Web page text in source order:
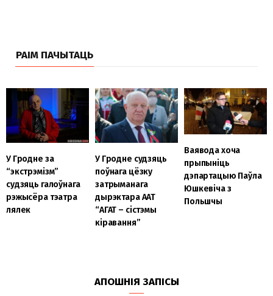
РАІМ ПАЧЫТАЦЬ
У Гродне за
“экстрэмізм”
судзяць галоўнага
рэжысёра тэатра
лялек
У Гродне судзяць
поўнага цёзку
затрыманага
дырэктара ААТ
“АГАТ – сістэмы
кіравання”
Ваявода хоча
прыпыніць
дэпартацыю Паўла
Юшкевіча з
Польшчы
АПОШНІЯ ЗАПІСЫ